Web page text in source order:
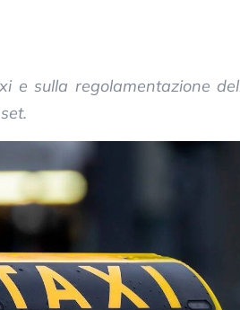
e sulla regolamentazione